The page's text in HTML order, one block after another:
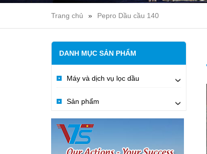
Trang chủ » Pepro Dầu cầu 140
DANH MỤC SẢN PHẨM
Máy và dịch vụ lọc dầu ›
Sản phẩm ›